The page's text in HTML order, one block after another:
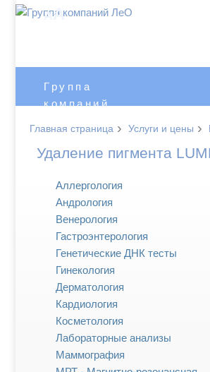
AA
Группа
компаний
Главная страница › Услуги и цены ›
Удаление пигмента
Аллергология
Андрология
Венерология
Гастроэнтерология
Генетические ДНК тесты
Гинекология
Дерматология
Кардиология
Косметология
Лабораторные анализы
Маммография